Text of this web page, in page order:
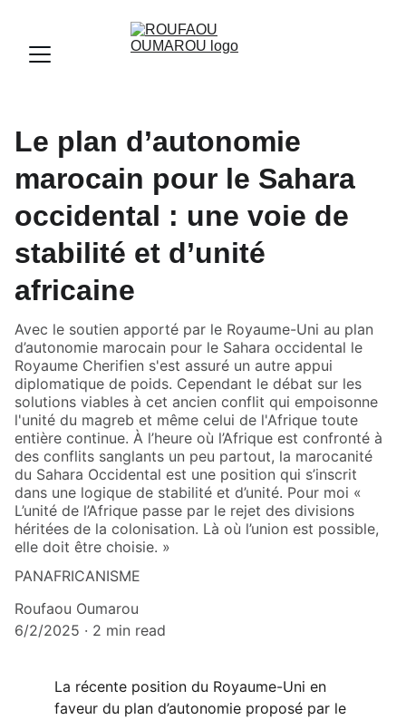
Le plan d’autonomie
marocain pour le Sahara
occidental : une voie de
stabilité et d’unité
africaine
Avec le soutien apporté par le Royaume-Uni au plan
d’autonomie marocain pour le Sahara occidental le
Royaume Cherifien s'est assuré un autre appui
diplomatique de poids. Cependant le débat sur les
solutions viables à cet ancien conflit qui empoisonne
l'unité du magreb et même celui de l'Afrique toute
entière continue. À l’heure où l’Afrique est confronté à
des conflits sanglants un peu partout, la marocanité
du Sahara Occidental est une position qui s’inscrit
dans une logique de stabilité et d’unité. Pour moi «
L’unité de l’Afrique passe par le rejet des divisions
héritées de la colonisation. Là où l’union est possible,
elle doit être choisie. »
PANAFRICANISME
Roufaou Oumarou
6/2/2025
2 min read
La récente position du Royaume-Uni en
faveur du plan d’autonomie proposé par le